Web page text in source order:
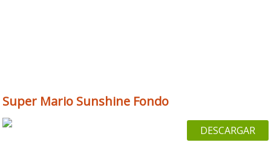
Super Mario Sunshine Fondo
DESCARGAR